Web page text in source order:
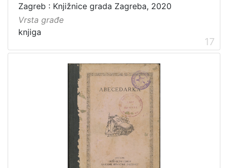
Zagreb : Knjižnice grada Zagreba, 2020
Vrsta građe
knjiga
17